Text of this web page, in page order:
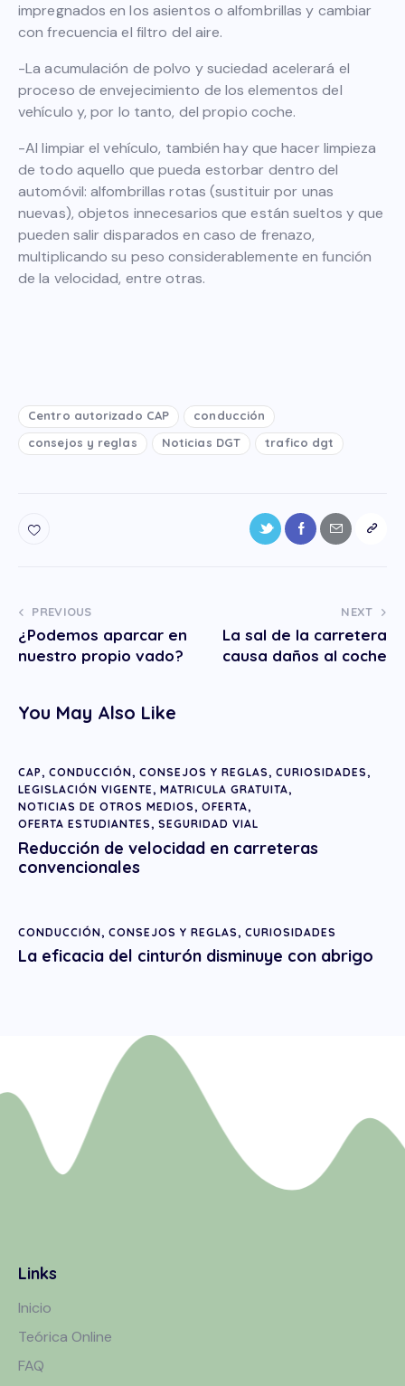
impregnados en los asientos o alfombrillas y cambiar
con frecuencia el filtro del aire.
-La acumulación de polvo y suciedad acelerará el
proceso de envejecimiento de los elementos del
vehículo y, por lo tanto, del propio coche.
-Al limpiar el vehículo, también hay que hacer limpieza
de todo aquello que pueda estorbar dentro del
automóvil: alfombrillas rotas (sustituir por unas
nuevas), objetos innecesarios que están sueltos y que
pueden salir disparados en caso de frenazo,
multiplicando su peso considerablemente en función
de la velocidad, entre otras.
Centro autorizado CAP
conducción
consejos y reglas
Noticias DGT trafico dgt
PREVIOUS
¿Podemos aparcar en
nuestro propio vado?
NEXT
La sal de la carretera
causa daños al coche
You May Also Like
CAP, CONDUCCIÓN, CONSEJOS Y REGLAS, CURIOSIDADES,
LEGISLACIÓN VIGENTE, MATRICULA GRATUITA,
NOTICIAS DE OTROS MEDIOS, OFERTA,
OFERTA ESTUDIANTES, SEGURIDAD VIAL
Reducción de velocidad en carreteras
convencionales
CONDUCCIÓN, CONSEJOS Y REGLAS , CURIOSIDADES
La eficacia del cinturón disminuye con abrigo
Links
Inicio
Teórica Online
FAQ